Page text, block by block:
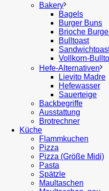
Bakery
Bagels
Burger Buns
Brioche
Bulltoast
Vollkorn-
Hefe-Alternativen
Lievito Madre
Hefewasser
Sauerteige
Backbegriffe
Ausstattung
Brotrechner
Küche
Flammkuchen
Pizza
Pizza (Größe Midi)
Pasta
Spätzle
Maultaschen